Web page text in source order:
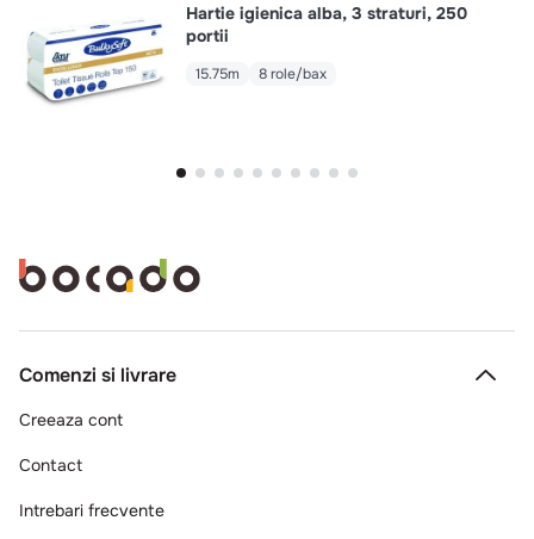
Hartie igienica alba, 3 straturi, 250
portii
15.75m 8 role/bax
Comenzi si livrare
Creeaza cont
Contact
Intrebari frecvente